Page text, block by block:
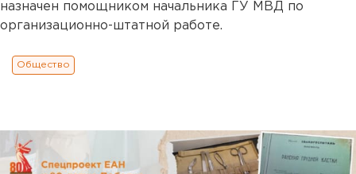
назначен помощником начальника ГУ МВД по
организационно-штатной работе.
Общество